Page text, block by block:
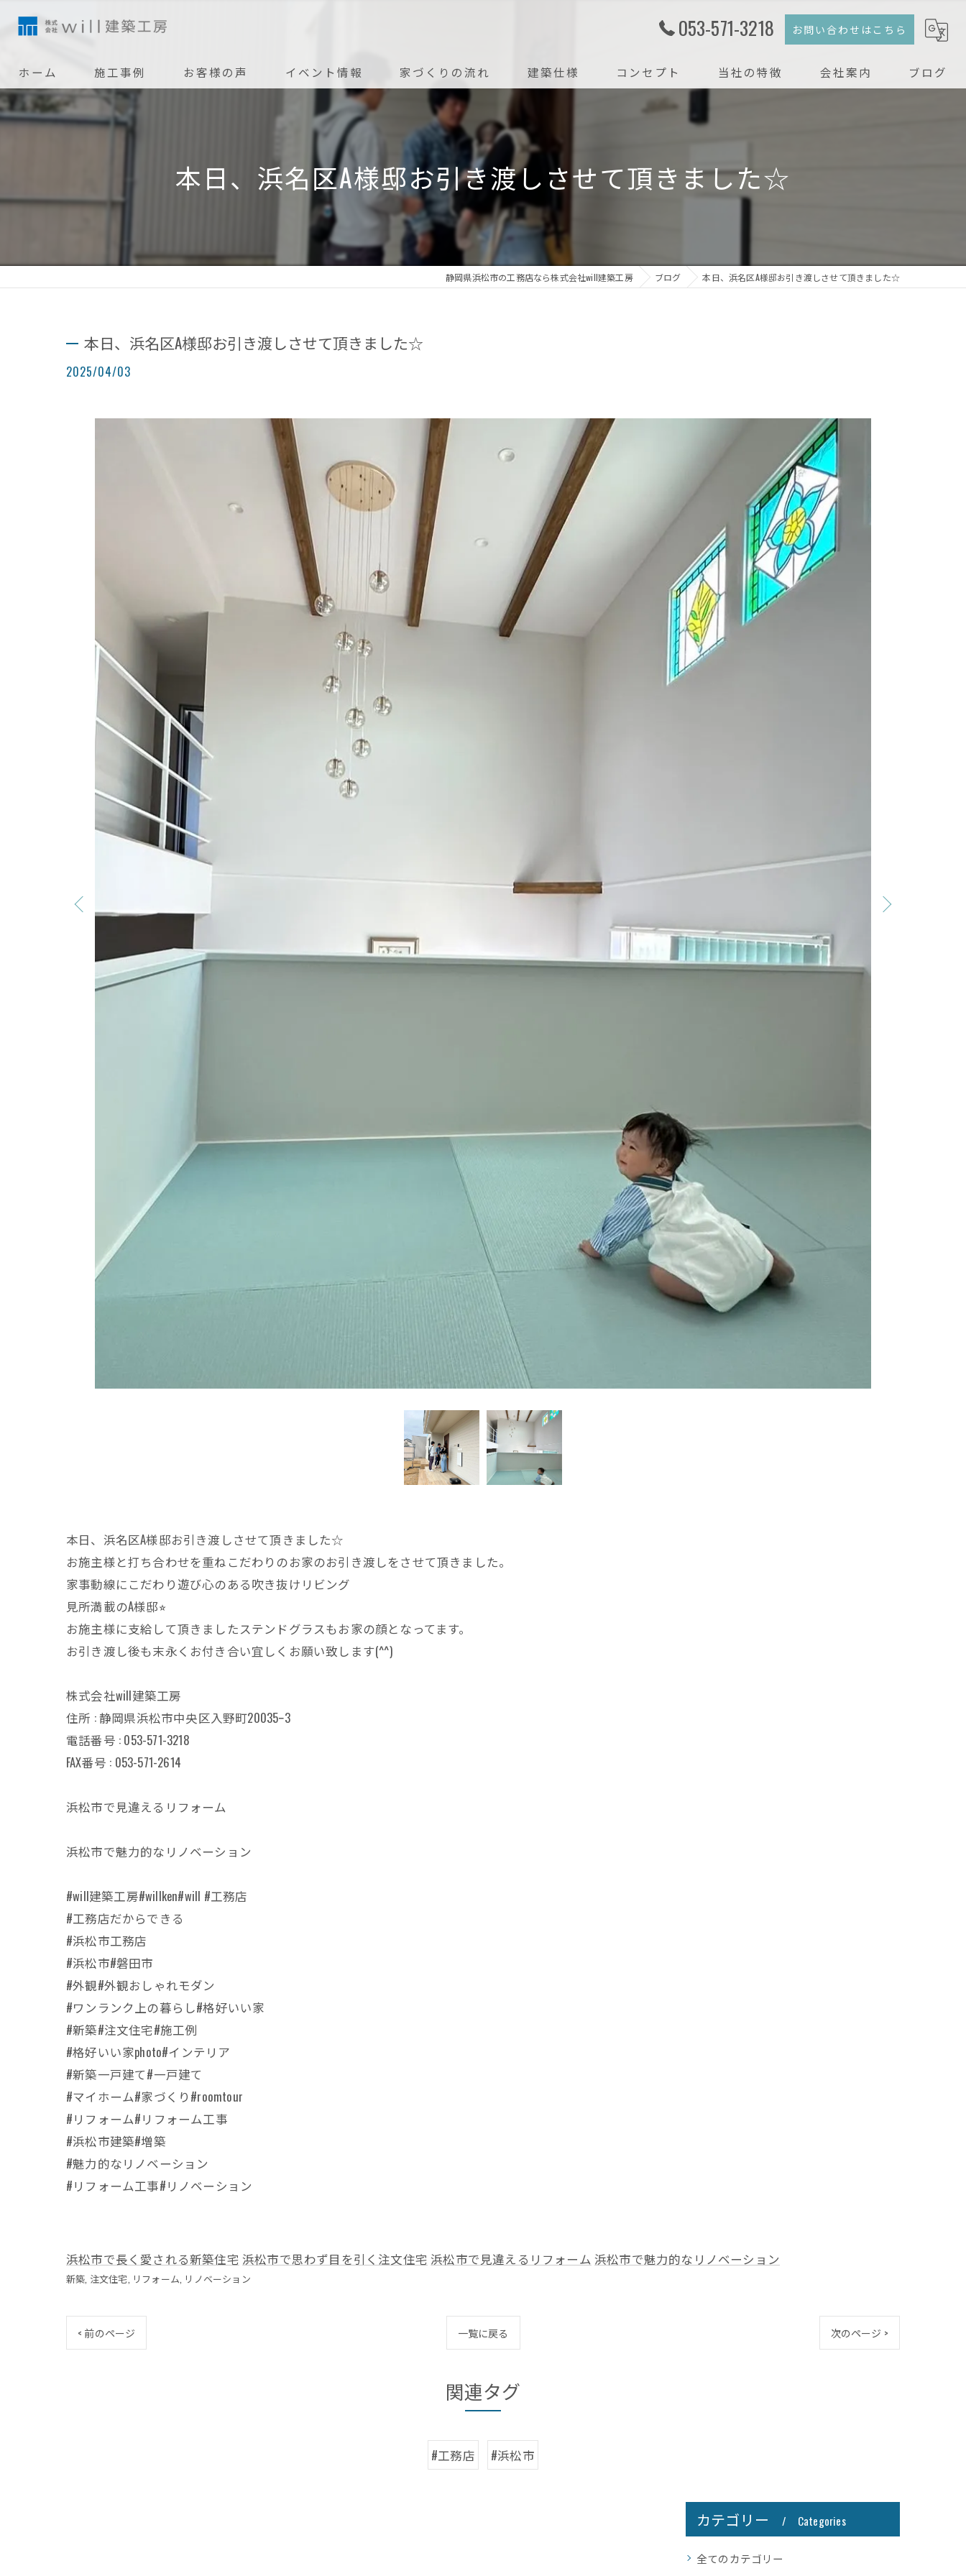
053-571-3218 お問い合わせはこちら
ホーム 施工事例 お客様の声 イベント情報 家づくりの流れ
アフターメンテナンス
建築仕様 コンセプト 当社の特徴
戸建て
会社案内 ブログ
本日、浜名区A様邸お引き渡しさせて頂きました☆
静岡県浜松市の工務店なら株式会社will建築工房 ブログ 本日、浜名区A様邸お引き渡しさせて頂きました☆
本日、浜名区A様邸お引き渡しさせて頂きました☆
2025/04/03
本日、浜名区A様邸お引き渡しさせて頂きました☆
お施主様と打ち合わせを重ねこだわりのお家のお引き渡しをさせて頂きました。
家事動線にこだわり遊び心のある吹き抜けリビング
見所満載のA様邸⭐︎
お施主様に支給して頂きましたステンドグラスもお家の顔となってます。
お引き渡し後も末永くお付き合い宜しくお願い致します(^^)
株式会社will建築工房
住所 : 静岡県浜松市中央区入野町20035ｰ3
電話番号 : 053-571-3218
FAX番号 : 053-571-2614
浜松市で見違えるリフォーム
浜松市で魅力的なリノベーション
#will建築工房#willken#will #工務店
#工務店だからできる
#浜松市工務店
#浜松市#磐田市
#外観#外観おしゃれモダン
#ワンランク上の暮らし#格好いい家
#新築#注文住宅#施工例
#格好いい家photo#インテリア
#新築一戸建て#一戸建て
#マイホーム#家づくり#roomtour
#リフォーム#リフォーム工事
#浜松市建築#増築
#魅力的なリノベーション
#リフォーム工事#リノベーション
浜松市で長く愛される新築住宅 浜松市で思わず目を引く注文住宅 浜松市で見違えるリフォーム 浜松市で魅力的なリノベーション
新築 注文住宅 リフォーム リノベーション
< 前のページ 一覧に戻る 次のページ >
関連タグ
#工務店 #浜松市
カテゴリー Categories
全てのカテゴリー